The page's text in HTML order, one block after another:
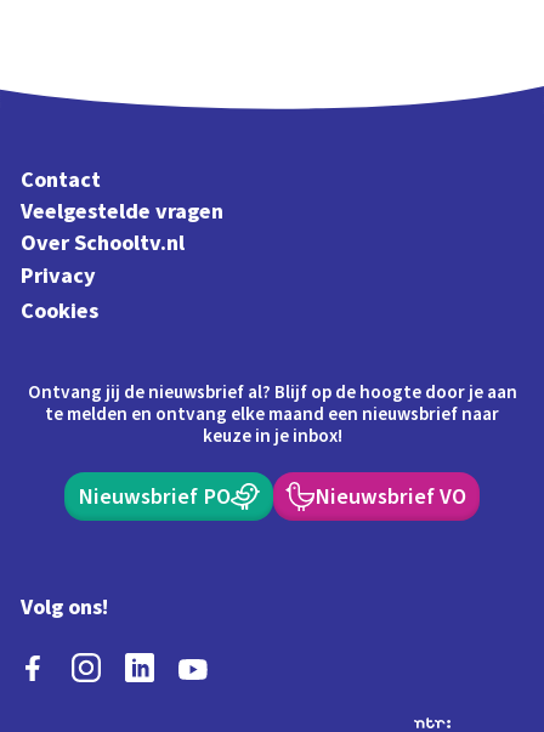
Contact
Veelgestelde vragen
Over Schooltv.nl
Privacy
Cookies
Ontvang jij de nieuwsbrief al? Blijf op de hoogte door je aan
te melden en ontvang elke maand een nieuwsbrief naar
keuze in je inbox!
Nieuwsbrief PO Nieuwsbrief VO
Volg ons!